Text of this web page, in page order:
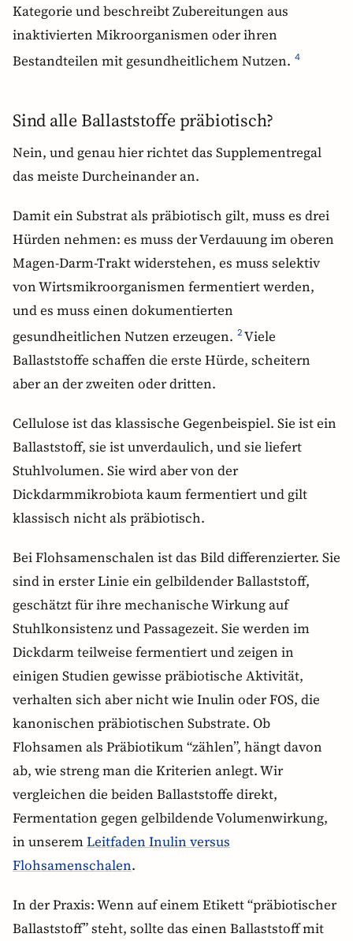
Kategorie und beschreibt Zubereitungen aus
inaktivierten Mikroorganismen oder ihren
Bestandteilen mit gesundheitlichem Nutzen. 4
Sind alle Ballaststoffe präbiotisch?
Nein, und genau hier richtet das Supplementregal
das meiste Durcheinander an.
Damit ein Substrat als präbiotisch gilt, muss es drei
Hürden nehmen: es muss der Verdauung im oberen
Magen-Darm-Trakt widerstehen, es muss selektiv
von Wirtsmikroorganismen fermentiert werden,
und es muss einen dokumentierten
gesundheitlichen Nutzen erzeugen. 2 Viele
Ballaststoffe schaffen die erste Hürde, scheitern
aber an der zweiten oder dritten.
Cellulose ist das klassische Gegenbeispiel. Sie ist ein
Ballaststoff, sie ist unverdaulich, und sie liefert
Stuhlvolumen. Sie wird aber von der
Dickdarmmikrobiota kaum fermentiert und gilt
klassisch nicht als präbiotisch.
Bei Flohsamenschalen ist das Bild differenzierter. Sie
sind in erster Linie ein gelbildender Ballaststoff,
geschätzt für ihre mechanische Wirkung auf
Stuhlkonsistenz und Passagezeit. Sie werden im
Dickdarm teilweise fermentiert und zeigen in
einigen Studien gewisse präbiotische Aktivität,
verhalten sich aber nicht wie Inulin oder FOS, die
kanonischen präbiotischen Substrate. Ob
Flohsamen als Präbiotikum “zählen”, hängt davon
ab, wie streng man die Kriterien anlegt. Wir
vergleichen die beiden Ballaststoffe direkt,
Fermentation gegen gelbildende Volumenwirkung,
in unseremLeitfaden Inulin versus
Flohsamenschalen.
In der Praxis: Wenn auf einem Etikett “präbiotischer
Ballaststoff” steht, sollte das einen Ballaststoff mit